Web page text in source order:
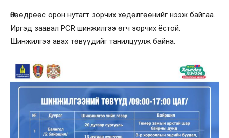
Өнөөдрөөс орон нутагт зорчих хөдөлгөөнийг нээж байгаа.
Иргэд заавал PCR шинжилгээ өгч зорчих ёстой.
Шинжилгээ авах төвүүдийг танилцуулж байна.